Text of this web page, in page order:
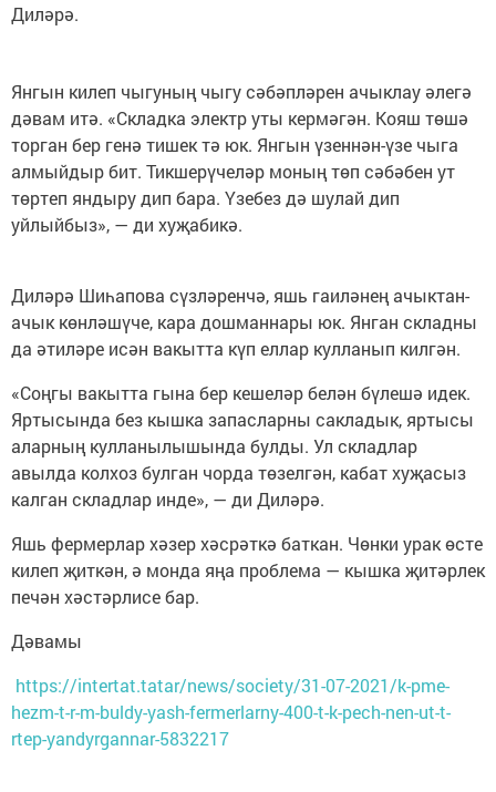
Диләрә.
Янгын килеп чыгуның чыгу сәбәпләрен ачыклау әлегә
дәвам итә. «Складка электр уты кермәгән. Кояш төшә
торган бер генә тишек тә юк. Янгын үзеннән-үзе чыга
алмыйдыр бит. Тикшерүчеләр моның төп сәбәбен ут
төртеп яндыру дип бара. Үзебез дә шулай дип
уйлыйбыз», — ди хуҗабикә.
Диләрә Шиһапова сүзләренчә, яшь гаиләнең ачыктан-
ачык көнләшүче, кара дошманнары юк. Янган складны
да әтиләре исән вакытта күп еллар кулланып килгән.
«Соңгы вакытта гына бер кешеләр белән бүлешә идек.
Яртысында без кышка запасларны сакладык, яртысы
аларның кулланылышында булды. Ул складлар
авылда колхоз булган чорда төзелгән, кабат хуҗасыз
калган складлар инде», — ди Диләрә.
Яшь фермерлар хәзер хәсрәткә баткан. Чөнки урак өсте
килеп җиткән, ә монда яңа проблема — кышка җитәрлек
печән хәстәрлисе бар.
Дәвамы
https://intertat.tatar/news/society/31-07-2021/k-pme-
hezm-t-r-m-buldy-yash-fermerlarny-400-t-k-pech-nen-ut-t-
rtep-yandyrgannar-5832217